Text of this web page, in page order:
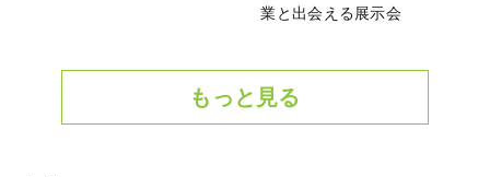
業と出会える展示会
もっと見る